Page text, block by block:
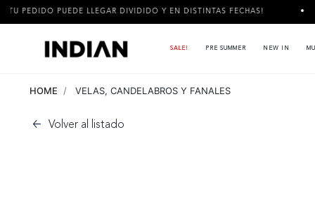
LLEGAR DIVIDIDO Y EN DISTINTAS FECHAS! 3 CUOTAS SIN
SALE! PRE SUMMER NEW IN
HOME VELAS, CANDELABROS Y FANALES
Volver al listado